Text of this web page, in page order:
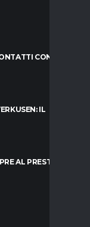
CON IL
IL
AL PRESTITO